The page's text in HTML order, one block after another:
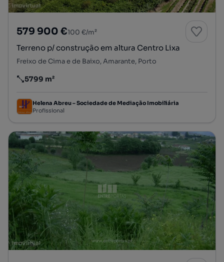
579 900 €100 €/m²
Terreno p/ construção em altura Centro Lixa
Freixo de Cima e de Baixo, Amarante, Porto
Preço por metro quadrado
5799 m²
Helena Abreu – Sociedade de Mediação Imobiliária
Profissional